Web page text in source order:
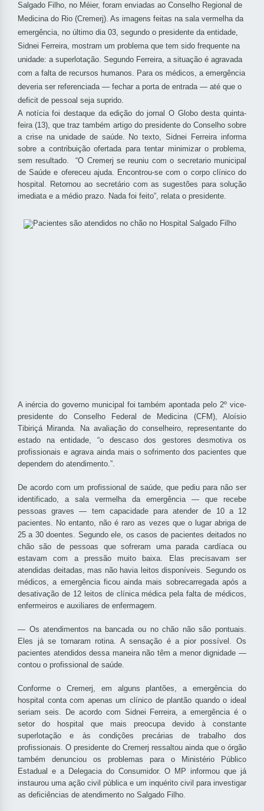
Salgado Filho, no Méier, foram enviadas ao Conselho Regional de
Medicina do Rio (Cremerj). As imagens feitas na sala vermelha da
emergência, no último dia 03, segundo o presidente da entidade,
Sidnei Ferreira, mostram um problema que tem sido frequente na
unidade: a superlotação. Segundo Ferreira, a situação é agravada
com a falta de recursos humanos. Para os médicos, a emergência
deveria ser referenciada — fechar a porta de entrada — até que o
deficit de pessoal seja suprido.
A notícia foi destaque da edição do jornal O Globo desta quinta-
feira (13), que traz também artigo do presidente do Conselho sobre
a crise na unidade de saúde. No texto, Sidnei Ferreira informa
sobre a contribuição ofertada para tentar minimizar o problema,
sem resultado. “O Cremerj se reuniu com o secretario municipal
de Saúde e ofereceu ajuda. Encontrou-se com o corpo clínico do
hospital. Retornou ao secretário com as sugestões para solução
imediata e a médio prazo. Nada foi feito”, relata o presidente.
A inércia do governo municipal foi também apontada pelo 2º vice-
presidente do Conselho Federal de Medicina (CFM), Aloísio
Tibiriçá Miranda. Na avaliação do conselheiro, representante do
estado na entidade, “o descaso dos gestores desmotiva os
profissionais e agrava ainda mais o sofrimento dos pacientes que
dependem do atendimento.”.
De acordo com um profissional de saúde, que pediu para não ser
identificado, a sala vermelha da emergência — que recebe
pessoas graves — tem capacidade para atender de 10 a 12
pacientes. No entanto, não é raro as vezes que o lugar abriga de
25 a 30 doentes. Segundo ele, os casos de pacientes deitados no
chão são de pessoas que sofreram uma parada cardíaca ou
estavam com a pressão muito baixa. Elas precisavam ser
atendidas deitadas, mas não havia leitos disponíveis. Segundo os
médicos, a emergência ficou ainda mais sobrecarregada após a
desativação de 12 leitos de clínica médica pela falta de médicos,
enfermeiros e auxiliares de enfermagem.
— Os atendimentos na bancada ou no chão não são pontuais.
Eles já se tornaram rotina. A sensação é a pior possível. Os
pacientes atendidos dessa maneira não têm a menor dignidade —
contou o profissional de saúde.
Conforme o Cremerj, em alguns plantões, a emergência do
hospital conta com apenas um clínico de plantão quando o ideal
seriam seis. De acordo com Sidnei Ferreira, a emergência é o
setor do hospital que mais preocupa devido à constante
superlotação e às condições precárias de trabalho dos
profissionais. O presidente do Cremerj ressaltou ainda que o órgão
também denunciou os problemas para o Ministério Público
Estadual e a Delegacia do Consumidor. O MP informou que já
instaurou uma ação civil pública e um inquérito civil para investigar
as deficiências de atendimento no Salgado Filho.